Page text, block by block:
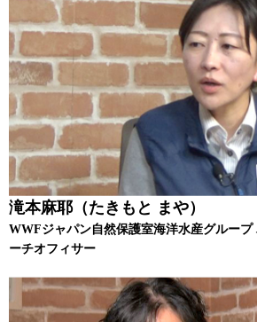
滝本麻耶（たきもと まや）
WWFジャパン自然保護室海洋水産グループ
ーチオフィサー